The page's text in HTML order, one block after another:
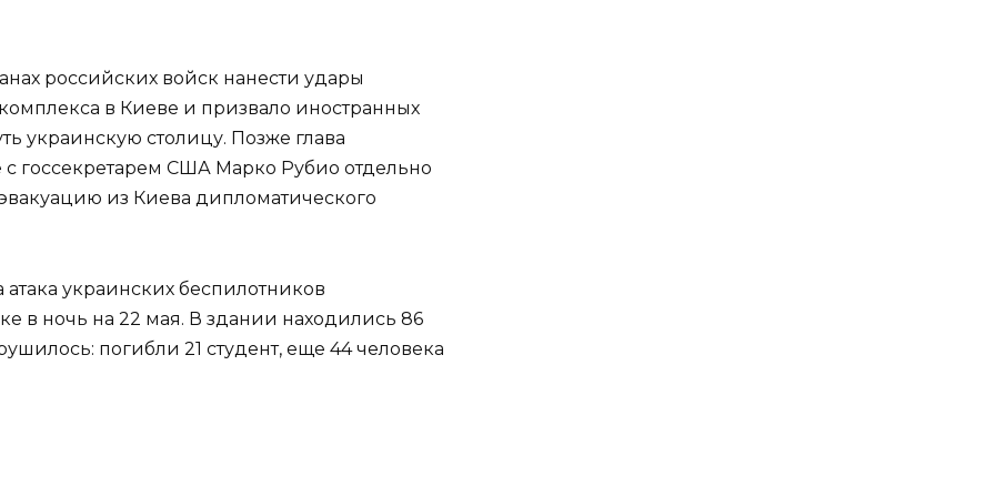
российских войск нанести удары
в Киеве и призвало иностранных
украинскую столицу. Позже глава
госсекретарем США Марко Рубио отдельно
из Киева дипломатического
украинских беспилотников
в ночь на 22 мая. В здании находились 86
погибли 21 студент, еще 44 человека